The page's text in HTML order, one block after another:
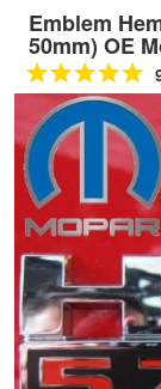
Emblem
50mm) OE